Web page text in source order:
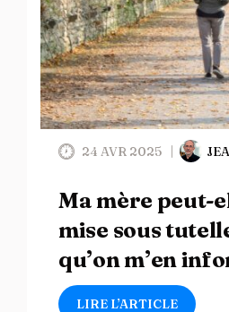
24 AVR 2025
Ma mère peut-
mise sous
qu’on m’en
LIRE L’ARTICLE